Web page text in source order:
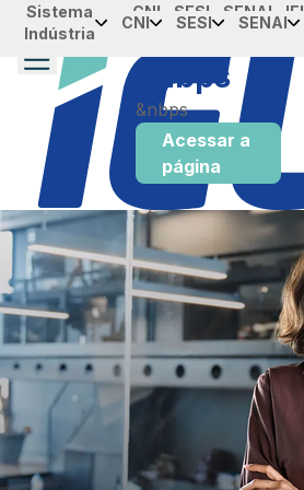
Skip to Main Content
Sistema
Indústria
CNI SESI SENAI
Portal da
Industria
CNI SESI SENAI
IEL
&nbps
&nbps
Acessar a
página